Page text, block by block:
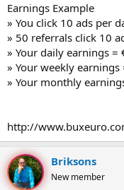
Earnings Example
» You click 10 ads per
» 50 referrals click 10
» Your daily earnings =
» Your weekly earnings
» Your monthly
http://
Briksons
New member